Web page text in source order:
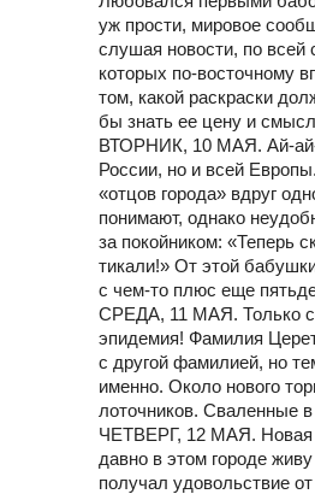
уж прости, мировое
слушая новости, по всей
которых по-восточному
том, какой раскраски
бы знать ее цену и
ВТОРНИК, 10 МАЯ. Ай-ай-
России, но и всей
«отцов города» вдруг
понимают, однако
за покойником: «Теперь
тикали!» От этой
с чем-то плюс еще
СРЕДА, 11 МАЯ. Только
эпидемия! Фамилия
с другой фамилией, но
именно. Около нового
лоточников. Сваленные
ЧЕТВЕРГ, 12 МАЯ. Новая
давно в этом городе
получал удовольствие